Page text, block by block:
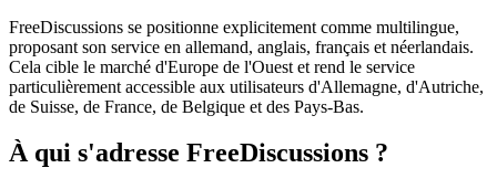
FreeDiscussions se positionne explicitement comme multilingue,
proposant son service en allemand, anglais, français et néerlandais.
Cela cible le marché d'Europe de l'Ouest et rend le service
particulièrement accessible aux utilisateurs d'Allemagne, d'Autriche,
de Suisse, de France, de Belgique et des Pays-Bas.
À qui s'adresse FreeDiscussions ?